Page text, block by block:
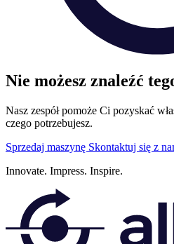
Nie możesz znaleźć
Nasz zespół pomoże Ci pozyskać
czego potrzebujesz.
Sprzedaj maszynę Skontaktuj się z
Innovate. Impress. Inspire.